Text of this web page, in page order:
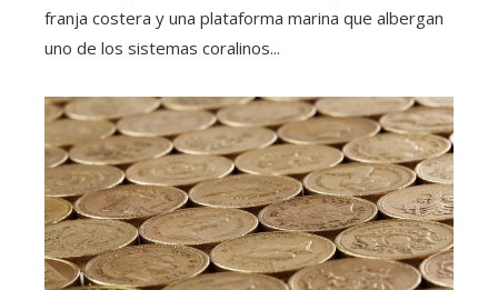
franja costera y una plataforma marina que albergan
uno de los sistemas coralinos...